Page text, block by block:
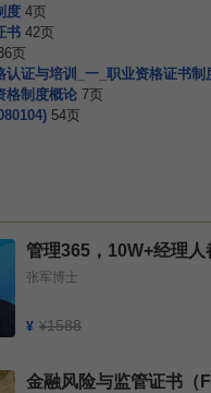
度 4页
书 42页
页
认证与培训_一_职业资格证书
格制度概论 7页
54页
管理365，10W+经理
张军博士
¥ ¥1588
金融风险与监管证书（